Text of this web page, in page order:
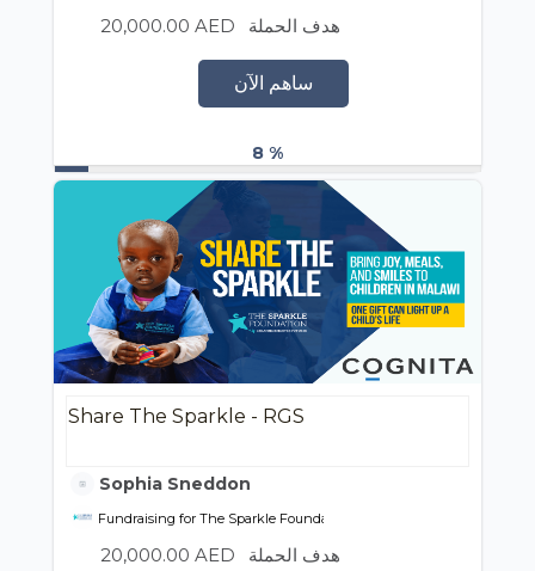
هدف الحملة 20,000.00 AED
ساهم الآن
8 %
Share The Sparkle - RGS
Sophia Sneddon
Fundraising for The Sparkle Foundation
هدف الحملة 20,000.00 AED